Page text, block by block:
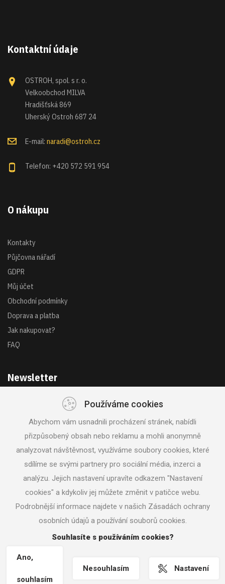
Kontaktní údaje
OSTROH, spol. s r. o.
Velkoobchod MILVA
Hradišťská 869
Uherský Ostroh 687 24
E-mail: naradi@ostroh.cz
Telefon: +420 572 591 954
O nákupu
Kontakty
Půjčovna nářadí
GDPR
Můj účet
Obchodní podmínky
Doprava a platba
Jak nakupovat?
FAQ
Newsletter
Získejte akce a novinky z první ruky
SLEDUJTE NÁS
© 2018 Svět nářadí |Nastavení cookies|Vrácení zboží /
Odstoupení od smlouvy | Tvorba www stránekMachin.cz
Používáme cookies
Abychom vám usnadnili procházení stránek, nabídli
přizpůsobený obsah nebo reklamu a mohli anonymně
analyzovat návštěvnost, využíváme soubory cookies, které
sdílíme se svými partnery pro sociální média, inzerci a
analýzu. Jejich nastavení upravíte odkazem "Nastavení
cookies" a kdykoliv jej můžete změnit v patičce webu.
Podrobnější informace najdete v našich Zásadách ochrany
osobních údajů a používání souborů cookies.
Souhlasíte s používáním cookies?
Ano,
souhlasím
Nesouhlasím Nastavení